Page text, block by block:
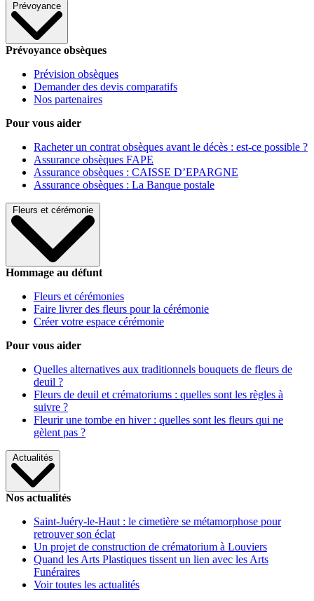
Prévoyance
Prévoyance obsèques
Prévision obsèques
Demander des devis comparatifs
Nos partenaires
Pour vous aider
Racheter un contrat obsèques avant le décès : est-ce possible ?
Assurance obsèques FAPE
Assurance obsèques : CAISSE D’EPARGNE
Assurance obsèques : La Banque postale
Fleurs et cérémonie
Hommage au défunt
Fleurs et cérémonies
Faire livrer des fleurs pour la cérémonie
Créer votre espace cérémonie
Pour vous aider
Quelles alternatives aux traditionnels bouquets de fleurs de
deuil ?
Fleurs de deuil et crématoriums : quelles sont les règles à
suivre ?
Fleurir une tombe en hiver : quelles sont les fleurs qui ne
gèlent pas ?
Actualités
Nos actualités
Saint-Juéry-le-Haut : le cimetière se métamorphose pour
retrouver son éclat
Un projet de construction de crématorium à Louviers
Quand les Arts Plastiques tissent un lien avec les Arts
Funéraires
Voir toutes les actualités